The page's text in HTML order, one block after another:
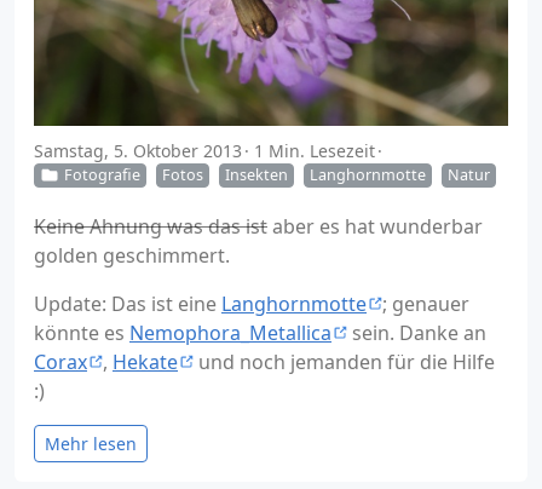
Samstag, 5. Oktober 2013 1 Min. Lesezeit
Fotografie Fotos Insekten Langhornmotte Natur
Keine Ahnung was das istaber es hat wunderbar
golden geschimmert.
Update: Das ist eine Langhornmotte
; genauer
könnte es Nemophora_Metallica
sein. Danke an
Corax
, Hekate
und noch jemanden für die Hilfe
:)
Mehr lesen